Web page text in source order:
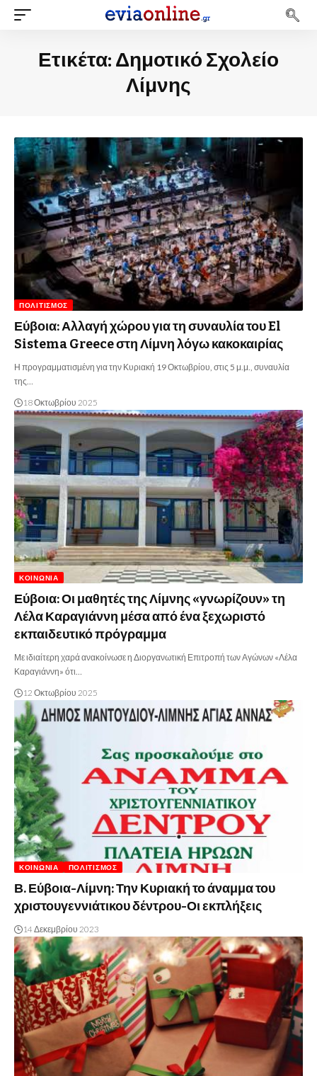
Ετικέτα: Δημοτικό Σχολείο
Λίμνης
ΠΟΛΙΤΙΣΜΌΣ
Εύβοια: Αλλαγή χώρου για τη συναυλία του El
Sistema Greece στη Λίμνη λόγω κακοκαιρίας
Η προγραμματισμένη για την Κυριακή 19 Οκτωβρίου, στις 5 μ.μ., συναυλία
της…
18 Οκτωβρίου 2025
ΚΟΙΝΩΝΊΑ
Εύβοια: Οι μαθητές της Λίμνης «γνωρίζουν» τη
Λέλα Καραγιάννη μέσα από ένα ξεχωριστό
εκπαιδευτικό πρόγραμμα
Με ιδιαίτερη χαρά ανακοίνωσε η Διοργανωτική Επιτροπή των Αγώνων «Λέλα
Καραγιάννη» ότι…
12 Οκτωβρίου 2025
ΚΟΙΝΩΝΊΑ ΠΟΛΙΤΙΣΜΌΣ
Β. Εύβοια-Λίμνη: Την Κυριακή το άναμμα του
χριστουγεννιάτικου δέντρου-Οι εκπλήξεις
14 Δεκεμβρίου 2023